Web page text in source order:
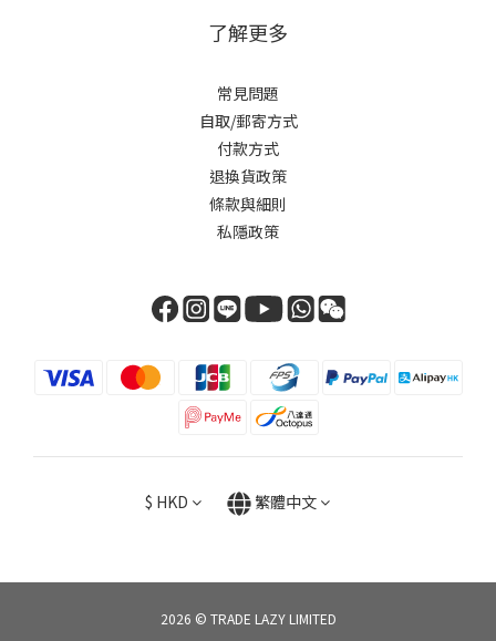
了解更多
常見問題
自取/郵寄方式
付款方式
退換貨政策
條款與細則
私隱政策
$ HKD 繁體中文
2026 © TRADE LAZY LIMITED